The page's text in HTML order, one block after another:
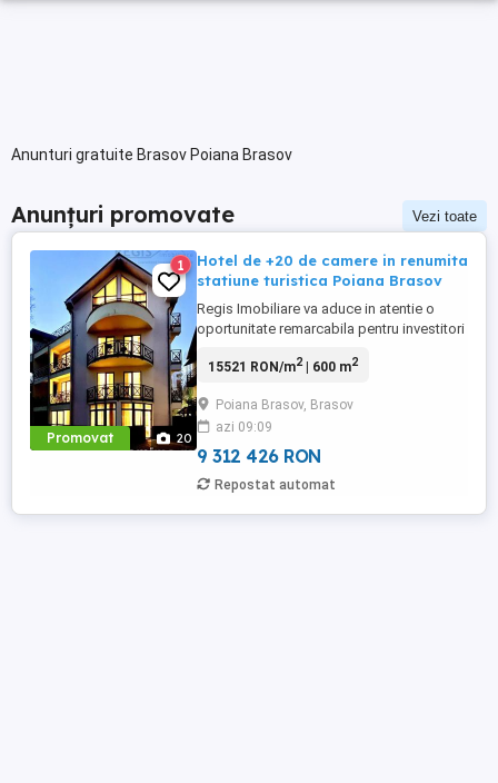
Anunturi gratuite Brasov Poiana Brasov
Anunțuri promovate Vezi toate
Promovat 20
1
Hotel de +20 de camere in renumita
statiune turistica Poiana Brasov
Regis Imobiliare va aduce in atentie o
oportunitate remarcabila pentru investitori
de 4 stele situat in inima pitoreasca a
impresionanta a fost recent renovata,
oferind un spatiu confortabil si modern
pentru oaspetii dvs. - ...
15521 RON/m2| 600 m2
Poiana Brasov, Brasov
azi 09:09
9 312 426 RON
Repostat automat